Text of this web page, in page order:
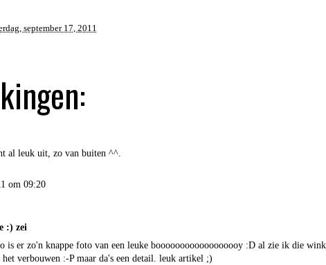
september 17, 2011
al leuk uit, zo van buiten ^^.
om 09:20
:) zei
is er zo'n knappe foto van een leuke boooooooooooooooooy :D al zie ik die
verbouwen :-P maar da's een detail. leuk artikel ;)